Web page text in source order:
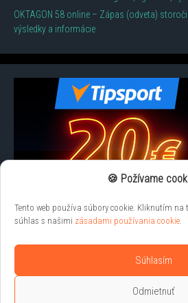
🍪 Požívame
Tento web používa súbory cookie. Kliknutím
súhlas s našimi zásadami používania cookie.
Súhlasím
Odmietnuť
OKTAGON 58 online – Zápas (odveta)
výsledky a informácie